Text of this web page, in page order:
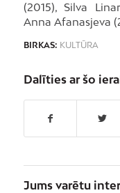
(2015), Silva
Anna Afanasjeva
BIRKAS: KULTŪRA
Dalīties ar šo
Jums varētu